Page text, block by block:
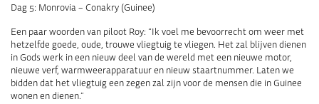
Dag 5: Monrovia – Conakry (Guinee)
Een paar woorden van piloot Roy: “Ik voel me bevoorrecht om weer met
hetzelfde goede, oude, trouwe vliegtuig te vliegen. Het zal blijven dienen
in Gods werk in een nieuw deel van de wereld met een nieuwe motor,
nieuwe verf, warmweerapparatuur en nieuw staartnummer. Laten we
bidden dat het vliegtuig een zegen zal zijn voor de mensen die in Guinee
wonen en dienen.”